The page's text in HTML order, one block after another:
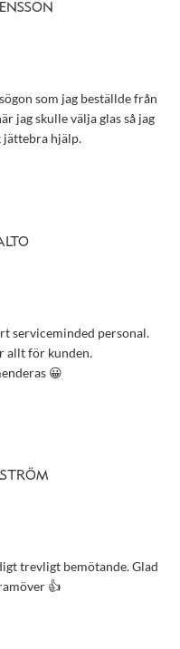
som jag beställde från
jag skulle välja glas så jag
jättebra hjälp.
serviceminded personal.
allt för kunden.
😀
trevligt bemötande. Glad
👍